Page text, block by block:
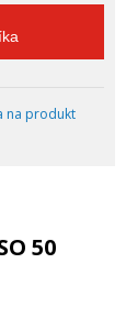
na produkt
50